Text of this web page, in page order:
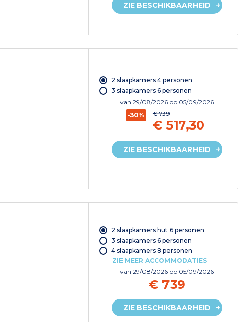
ZIE BESCHIKBAARHEID
2 slaapkamers 4 personen
3 slaapkamers 6 personen
van 29/08/2026 op 05/09/2026
-30% € 739
€ 517,30
ZIE BESCHIKBAARHEID
2 slaapkamers hut 6 personen
3 slaapkamers 6 personen
4 slaapkamers 8 personen
ZIE MEER ACCOMMODATIES
van 29/08/2026 op 05/09/2026
€ 739
ZIE BESCHIKBAARHEID